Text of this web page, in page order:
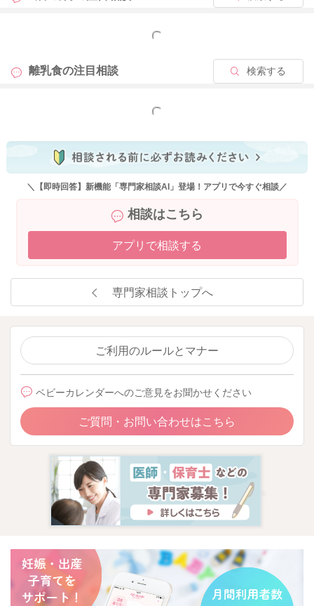
もっと見る
離乳食の注目相談 検索する
もっと見る
＼【即時回答】新機能「専門家相談AI」登場！アプリで今すぐ相談／
相談はこちら
アプリで相談する
専門家相談トップへ
ご利用のルールとマナー
ベビーカレンダーへのご意見をお聞かせください
ご質問・お問い合わせはこちら